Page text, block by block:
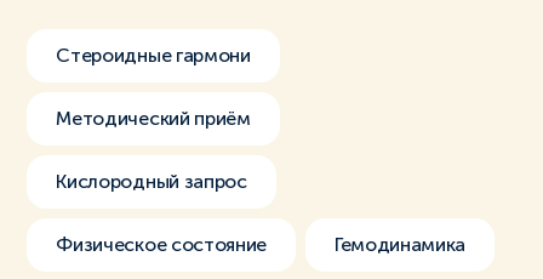
Стероидные гармони
Методический приём
Кислородный запрос
Физическое состояние Гемодинамика